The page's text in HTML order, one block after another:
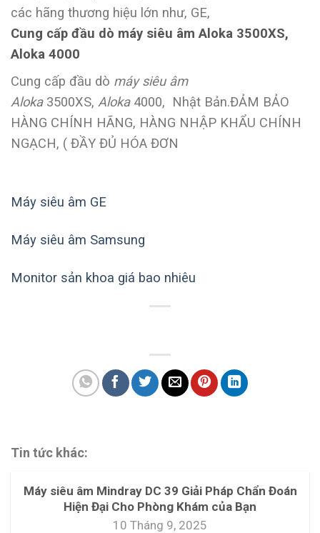
các hãng thương hiệu lớn như, GE,
Cung cấp đầu dò máy siêu âm Aloka 3500XS,
Aloka 4000
Cung cấp đầu dò máy siêu âm
Aloka3500XS, Aloka4000, Nhật Bản.ĐẢM BẢO
HÀNG CHÍNH HÃNG, HÀNG NHẬP KHẨU CHÍNH
NGẠCH, ( ĐẦY ĐỦ HÓA ĐƠN
Máy siêu âm GE
Máy siêu âm Samsung
Monitor sản khoa giá bao nhiêu
Tin tức khác:
Máy siêu âm Mindray DC 39 Giải Pháp Chẩn Đoán
Hiện Đại Cho Phòng Khám của Bạn
10 Tháng 9, 2025